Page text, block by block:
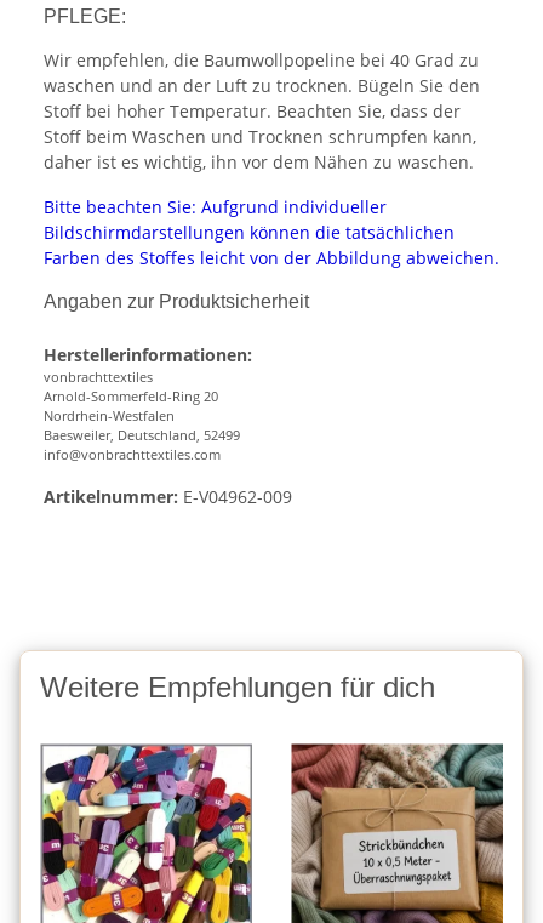
PFLEGE:
Wir empfehlen, die Baumwollpopeline bei 40 Grad zu
waschen und an der Luft zu trocknen. Bügeln Sie den
Stoff bei hoher Temperatur. Beachten Sie, dass der
Stoff beim Waschen und Trocknen schrumpfen kann,
daher ist es wichtig, ihn vor dem Nähen zu waschen.
Bitte beachten Sie: Aufgrund individueller
Bildschirmdarstellungen können die tatsächlichen
Farben des Stoffes leicht von der Abbildung abweichen.
Angaben zur Produktsicherheit
Herstellerinformationen:
vonbrachttextiles
Arnold-Sommerfeld-Ring 20
Nordrhein-Westfalen
Baesweiler, Deutschland, 52499
info@vonbrachttextiles.com
Artikelnummer: E-V04962-009
Weitere Empfehlungen für dich